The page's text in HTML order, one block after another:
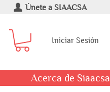
Únete a SIAACSA
Iniciar Sesión
Acerca de Siaacsa